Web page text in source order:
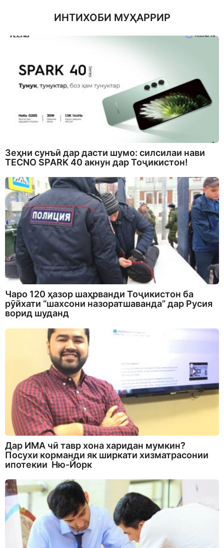
ИНТИХОБИ МУҲАРРИР
Зеҳни сунъӣ дар дасти шумо: силсилаи нави
TECNO SPARK 40 акнун дар Тоҷикистон!
Чаро 120 ҳазор шаҳрванди Тоҷикистон ба
рӯйхати “шахсони назоратшаванда” дар Русия
ворид шуданд
Дар ИМА чӣ тавр хона харидан мумкин?
Посухи корманди як ширкати хизматрасонии
ипотекии Ню-Йорк